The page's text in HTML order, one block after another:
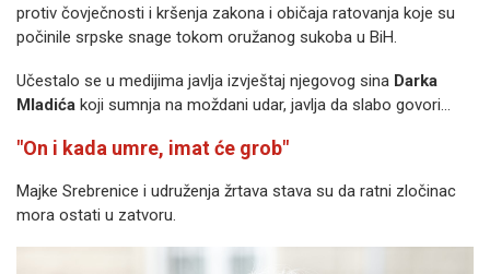
protiv čovječnosti i kršenja zakona i običaja ratovanja koje su
počinile srpske snage tokom oružanog sukoba u BiH.
Učestalo se u medijima javlja izvještaj njegovog sina Darka
Mladića koji sumnja na moždani udar, javlja da slabo govori…
"On i kada umre, imat će grob"
Majke Srebrenice i udruženja žrtava stava su da ratni zločinac
mora ostati u zatvoru.